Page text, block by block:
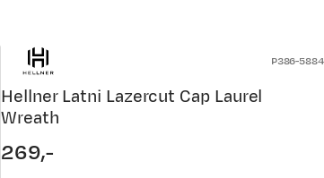
P386-5884
Hellner Latni Lazercut Cap Laurel
Wreath
price
269,-